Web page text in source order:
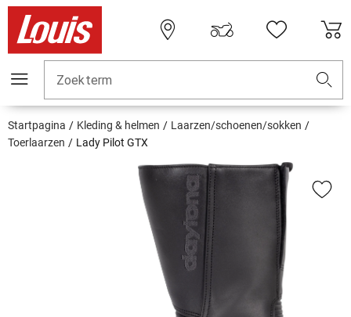
Zoekterm
Startpagina Kleding & helmen
Laarzen/schoenen/sokken
Toerlaarzen
Lady Pilot GTX